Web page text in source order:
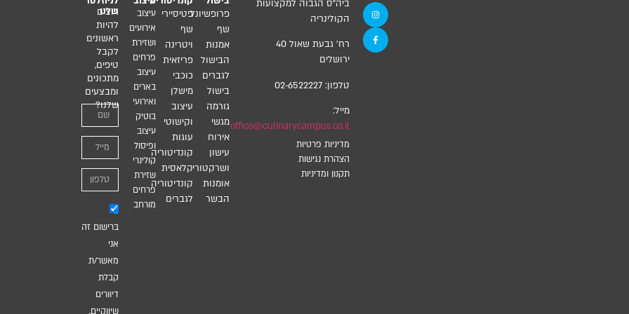
ביה”ס הגבוה למקצועות
הקולינריה
רח’ גבעת שאול 40
ירושלים
טלפון: 02-6522227
מייל:
office@culinarycampus.co.il
מדיניות פרטיות
הצהרת נגישות
תקנון ומדיניות
פרופשיונל
שף
אמנות
הבישול
לגברים
בישול
גורמה
מגשי
אירוח
עישון
ושרקטורי
אומנות
הבשר
פטיסיירי
שף
ויטרינה
פריזאית
כוכבי
מישלן
עיצוב
וקישוטי
עוגות
קונדיטוריה
קלאסית
קונדיטוריה
לגברים
עיצוב
אירועים
ושזירת
פרחים
עיצוב
בארים
ואירועי
בוטיק
עיצוב
ופיסול
קולינרי
שזירת
פרחים
מורחב
שלנו
רוצים
להיות
ראשונים
לקבל
טיפים,
מתכונים
ומבצעים
שלנו?
ברישום זה
אני
מאשר/ת
קבלת
דיוורים
שיווקיים,